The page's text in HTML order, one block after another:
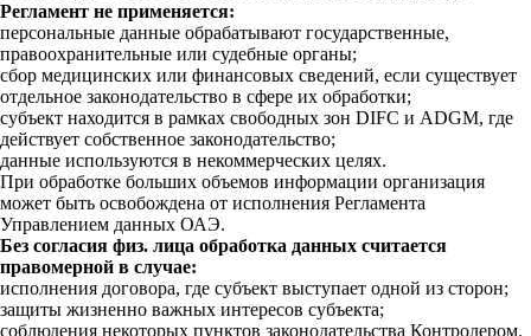
Регламент не применяется:
персональные данные обрабатывают государственные,
правоохранительные или судебные органы;
сбор медицинских или финансовых сведений, если существует
отдельное законодательство в сфере их обработки;
субъект находится в рамках свободных зон DIFC и ADGM, где
действует собственное законодательство;
данные используются в некоммерческих целях.
При обработке больших объемов информации организация
может быть освобождена от исполнения Регламента
Управлением данных ОАЭ.
Без согласия физ. лица обработка данных считается
правомерной в случае:
исполнения договора, где субъект выступает одной из сторон;
защиты жизненно важных интересов субъекта;
соблюдения некоторых пунктов законодательства Контролером.